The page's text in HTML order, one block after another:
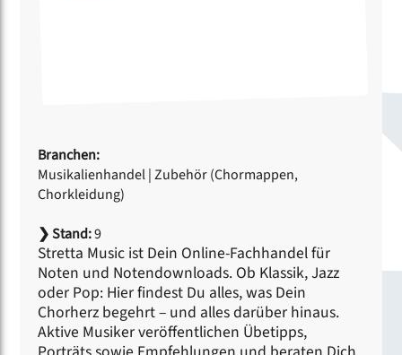
Branchen:
Musikalienhandel|Zubehör (Chormappen,
Chorkleidung)
❯Stand:9
Stretta Music ist Dein Online-Fachhandel für
Noten und Notendownloads. Ob Klassik, Jazz
oder Pop: Hier findest Du alles, was Dein
Chorherz begehrt – und alles darüber hinaus.
Aktive Musiker veröffentlichen Übetipps,